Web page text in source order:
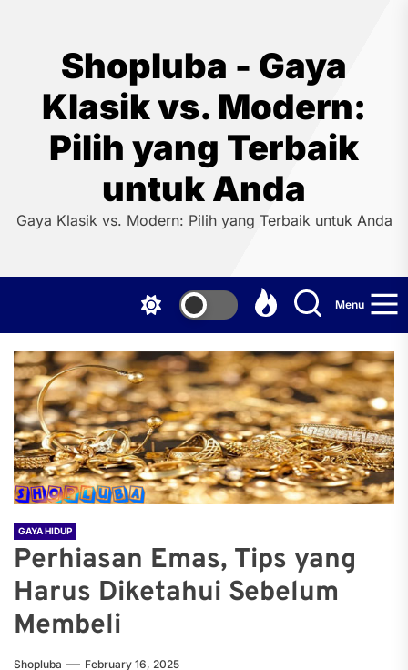
Shopluba - Gaya
Klasik vs. Modern:
Pilih yang Terbaik
untuk Anda
Gaya Klasik vs. Modern: Pilih yang Terbaik untuk Anda
Menu
GAYA HIDUP
Perhiasan Emas, Tips yang
Harus Diketahui Sebelum
Membeli
Shopluba February 16, 2025